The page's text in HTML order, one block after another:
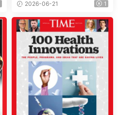
2026-06-21 1